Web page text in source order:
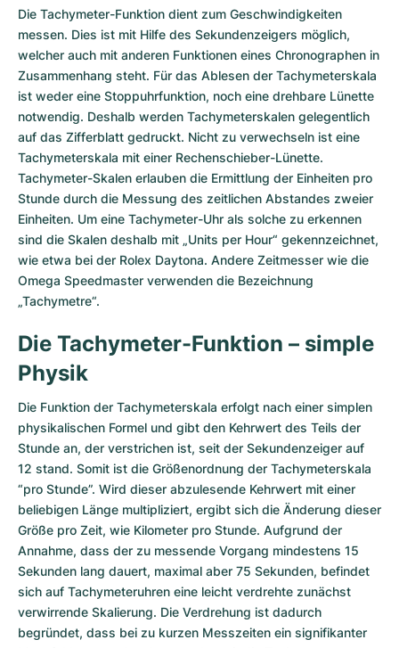
Die Tachymeter-Funktion dient zum Geschwindigkeiten
messen. Dies ist mit Hilfe des Sekundenzeigers möglich,
welcher auch mit anderen Funktionen eines Chronographen in
Zusammenhang steht. Für das Ablesen der Tachymeterskala
ist weder eine Stoppuhrfunktion, noch eine drehbare Lünette
notwendig. Deshalb werden Tachymeterskalen gelegentlich
auf das Zifferblatt gedruckt. Nicht zu verwechseln ist eine
Tachymeterskala mit einer Rechenschieber-Lünette.
Tachymeter-Skalen erlauben die Ermittlung der Einheiten pro
Stunde durch die Messung des zeitlichen Abstandes zweier
Einheiten. Um eine Tachymeter-Uhr als solche zu erkennen
sind die Skalen deshalb mit „Units per Hour“ gekennzeichnet,
wie etwa bei der Rolex Daytona. Andere Zeitmesser wie die
Omega Speedmaster verwenden die Bezeichnung
„Tachymetre“.
Die Tachymeter-Funktion – simple
Physik
Die Funktion der Tachymeterskala erfolgt nach einer simplen
physikalischen Formel und gibt den Kehrwert des Teils der
Stunde an, der verstrichen ist, seit der Sekun­den­zeiger auf
12 stand. Somit ist die Größenordnung der Tachymeterskala
“pro Stunde”. Wird dieser abzulesende Kehrwert mit einer
beliebigen Länge multipliziert, ergibt sich die Änderung dieser
Größe pro Zeit, wie Kilometer pro Stunde. Aufgrund der
Annahme, dass der zu messende Vorgang mindestens 15
Sekunden lang dauert, maximal aber 75 Sekunden, befindet
sich auf Tachymeteruhren eine leicht verdrehte zunächst
verwirrende Skalierung. Die Verdrehung ist dadurch
begründet, dass bei zu kurzen Messzeiten ein signifikanter